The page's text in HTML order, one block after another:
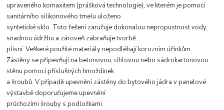
upraveného komaxitem (prášková technologie), ve kterém je pomocí
sanitárního silikonového tmelu uloženo
syntetické sklo. Toto řešení zaručuje dokonalou nepropustnost vody,
snadnou údržbu a zároveň zabraňuje tvorbě
plísní. Veškeré použité materiály nepodléhají korozním účinkům.
Zástěny se připevňují na betonovou, cihlovou nebo sádrokartonovou
stěnu pomocí příslušných hmoždinek
a šroubů. V případě upevnění zástěny do bytového jádra v panelové
výstavbě doporučujeme upevnění
průchozími šrouby s podložkami.